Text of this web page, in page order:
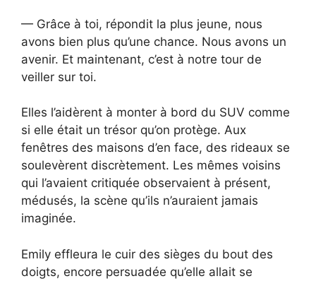
— Grâce à toi, répondit la plus jeune, nous
avons bien plus qu’une chance. Nous avons un
avenir. Et maintenant, c’est à notre tour de
veiller sur toi.
Elles l’aidèrent à monter à bord du SUV comme
si elle était un trésor qu’on protège. Aux
fenêtres des maisons d’en face, des rideaux se
soulevèrent discrètement. Les mêmes voisins
qui l’avaient critiquée observaient à présent,
médusés, la scène qu’ils n’auraient jamais
imaginée.
Emily effleura le cuir des sièges du bout des
doigts, encore persuadée qu’elle allait se